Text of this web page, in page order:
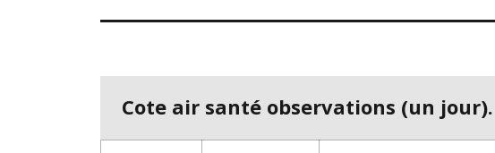
Cote air santé observations (un jour).